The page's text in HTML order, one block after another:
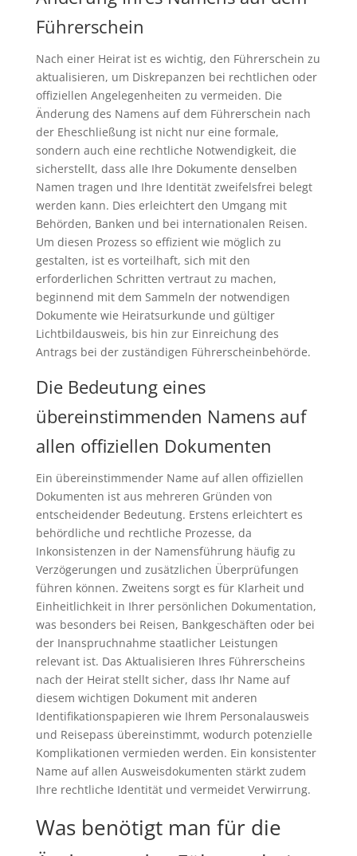
Führerschein
Nach einer Heirat ist es wichtig, den Führerschein zu
aktualisieren, um Diskrepanzen bei rechtlichen oder
offiziellen Angelegenheiten zu vermeiden. Die
Änderung des Namens auf dem Führerschein nach
der Eheschließung ist nicht nur eine formale,
sondern auch eine rechtliche Notwendigkeit, die
sicherstellt, dass alle Ihre Dokumente denselben
Namen tragen und Ihre Identität zweifelsfrei belegt
werden kann. Dies erleichtert den Umgang mit
Behörden, Banken und bei internationalen Reisen.
Um diesen Prozess so effizient wie möglich zu
gestalten, ist es vorteilhaft, sich mit den
erforderlichen Schritten vertraut zu machen,
beginnend mit dem Sammeln der notwendigen
Dokumente wie Heiratsurkunde und gültiger
Lichtbildausweis, bis hin zur Einreichung des
Antrags bei der zuständigen Führerscheinbehörde.
Die Bedeutung eines
übereinstimmenden Namens auf
allen offiziellen Dokumenten
Ein übereinstimmender Name auf allen offiziellen
Dokumenten ist aus mehreren Gründen von
entscheidender Bedeutung. Erstens erleichtert es
behördliche und rechtliche Prozesse, da
Inkonsistenzen in der Namensführung häufig zu
Verzögerungen und zusätzlichen Überprüfungen
führen können. Zweitens sorgt es für Klarheit und
Einheitlichkeit in Ihrer persönlichen Dokumentation,
was besonders bei Reisen, Bankgeschäften oder bei
der Inanspruchnahme staatlicher Leistungen
relevant ist. Das Aktualisieren Ihres Führerscheins
nach der Heirat stellt sicher, dass Ihr Name auf
diesem wichtigen Dokument mit anderen
Identifikationspapieren wie Ihrem Personalausweis
und Reisepass übereinstimmt, wodurch potenzielle
Komplikationen vermieden werden. Ein konsistenter
Name auf allen Ausweisdokumenten stärkt zudem
Ihre rechtliche Identität und vermeidet Verwirrung.
Was benötigt man für die